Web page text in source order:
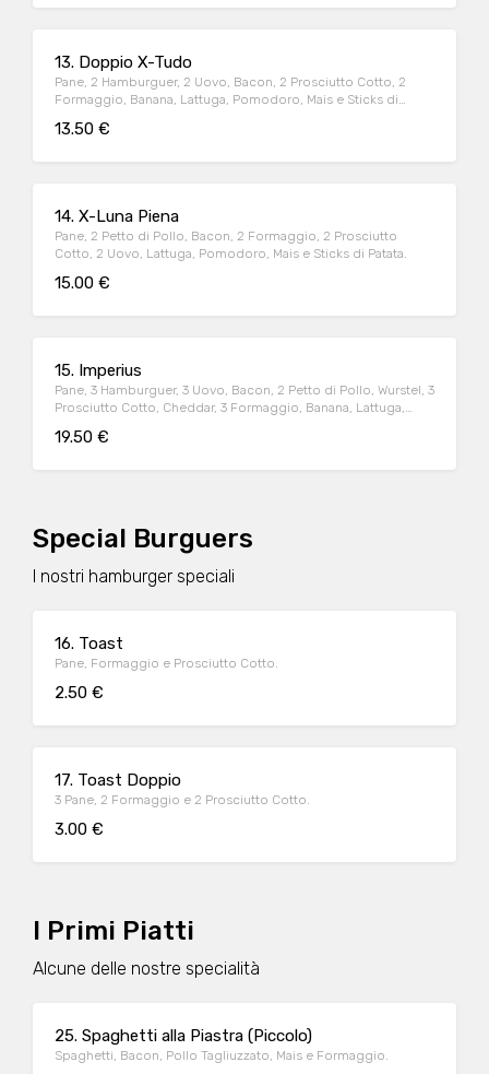
13. Doppio X-Tudo
Pane, 2 Hamburguer, 2 Uovo, Bacon, 2 Prosciutto Cotto, 2
Formaggio, Banana, Lattuga, Pomodoro, Mais e Sticks di
13.50 €
14. X-Luna Piena
Pane, 2 Petto di Pollo, Bacon, 2 Formaggio, 2 Prosciutto
Cotto, 2 Uovo, Lattuga, Pomodoro, Mais e Sticks di Patata.
15.00 €
15. Imperius
Pane, 3 Hamburguer, 3 Uovo, Bacon, 2 Petto di Pollo, Wurstel, 3
Prosciutto Cotto, Cheddar, 3 Formaggio, Banana, Lattuga,
19.50 €
Special Burguers
I nostri hamburger speciali
16. Toast
Pane, Formaggio e Prosciutto Cotto.
2.50 €
17. Toast Doppio
3 Pane, 2 Formaggio e 2 Prosciutto Cotto.
3.00 €
I Primi Piatti
Alcune delle nostre specialità
25. Spaghetti alla Piastra (Piccolo)
Spaghetti, Bacon, Pollo Tagliuzzato, Mais e Formaggio.